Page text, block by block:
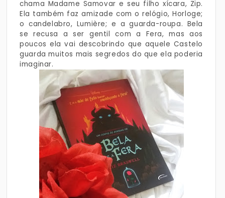
chama Madame Samovar e seu filho xícara, Zip.
Ela também faz amizade com o relógio, Horloge;
o candelabro, Lumière; e a guarda-roupa. Bela
se recusa a ser gentil com a Fera, mas aos
poucos ela vai descobrindo que aquele Castelo
guarda muitos mais segredos do que ela poderia
imaginar.